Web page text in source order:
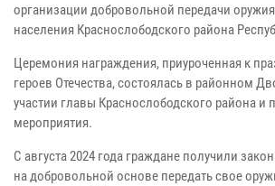
организации добровольной передачи
населения Краснослободского района
Церемония награждения, приуроченная к
героев Отечества, состоялась в районном
участии главы Краснослободского района и
мероприятия.
С августа 2024 года граждане получили
на добровольной основе передать свое